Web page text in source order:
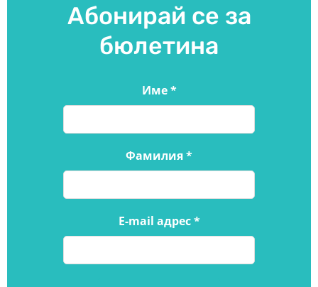
Абонирай се за
бюлетина
Име*
Фамилия*
E-mail адрес*